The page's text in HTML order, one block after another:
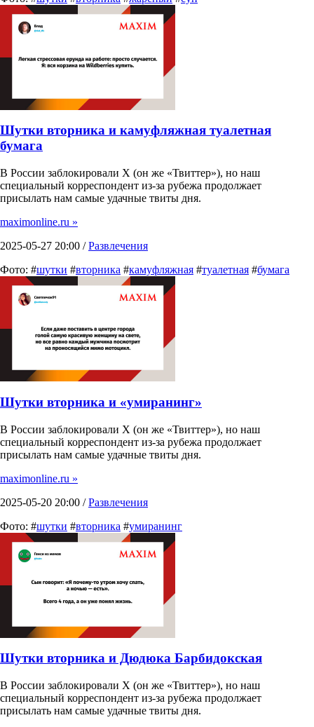
Шутки вторника и камуфляжная туалетная
бумага
В России заблокировали X (он же «Твиттер»), но наш
специальный корреспондент из-за рубежа продолжает
присылать нам самые удачные твиты дня.
maximonline.ru »
2025-05-27 20:00 /Развлечения
Фото: #шутки #вторника #камуфляжная #туалетная #бумага
Шутки вторника и «умиранинг»
В России заблокировали X (он же «Твиттер»), но наш
специальный корреспондент из-за рубежа продолжает
присылать нам самые удачные твиты дня.
maximonline.ru »
2025-05-20 20:00 /Развлечения
Фото: #шутки #вторника #умиранинг
Шутки вторника и Дюдюка Барбидокская
В России заблокировали X (он же «Твиттер»), но наш
специальный корреспондент из-за рубежа продолжает
присылать нам самые удачные твиты дня.